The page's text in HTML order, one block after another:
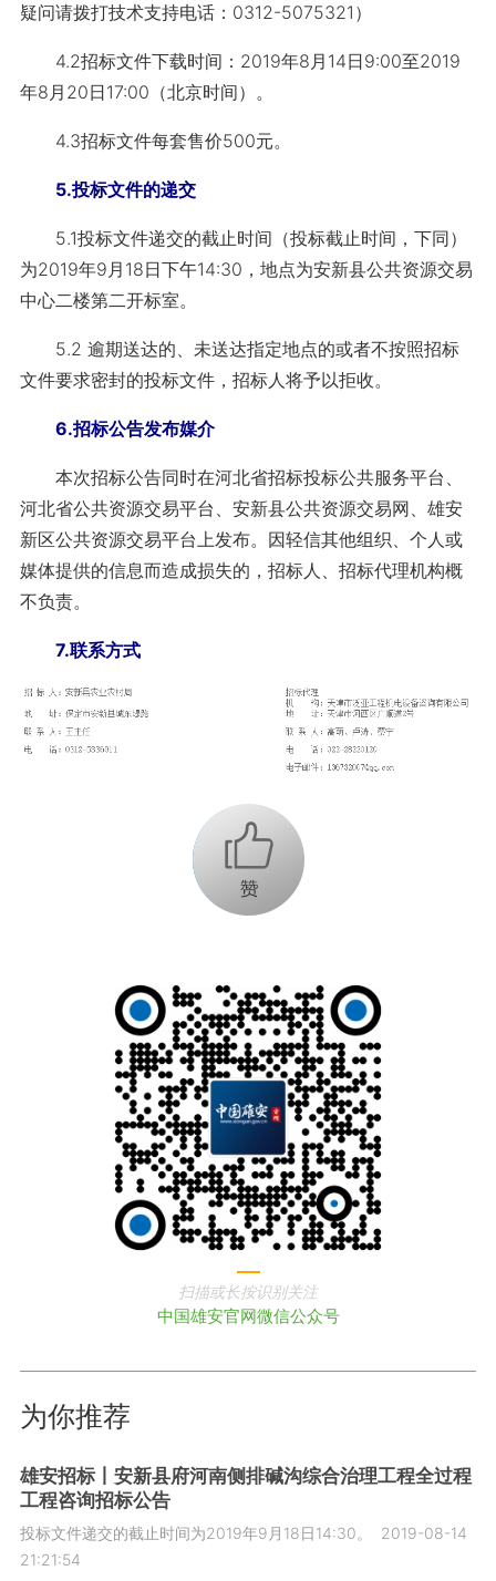
疑问请拨打技术支持电话：0312-5075321）
4.2招标文件下载时间：2019年8月14日9:00至2019
年8月20日17:00（北京时间）。
4.3招标文件每套售价500元。
5.投标文件的递交
5.1投标文件递交的截止时间（投标截止时间，下同）
为2019年9月18日下午14:30，地点为安新县公共资源交易
中心二楼第二开标室。
5.2 逾期送达的、未送达指定地点的或者不按照招标
文件要求密封的投标文件，招标人将予以拒收。
6.招标公告发布媒介
本次招标公告同时在河北省招标投标公共服务平台、
河北省公共资源交易平台、安新县公共资源交易网、雄安
新区公共资源交易平台上发布。因轻信其他组织、个人或
媒体提供的信息而造成损失的，招标人、招标代理机构概
不负责。
7.联系方式
+1
扫描或长按识别关注
中国雄安官网微信公众号
为你推荐
雄安招标丨安新县府河南侧排碱沟综合治理工程全过程
工程咨询招标公告
投标文件递交的截止时间为2019年9月18日14:30。
2019-08-14
21:21:54